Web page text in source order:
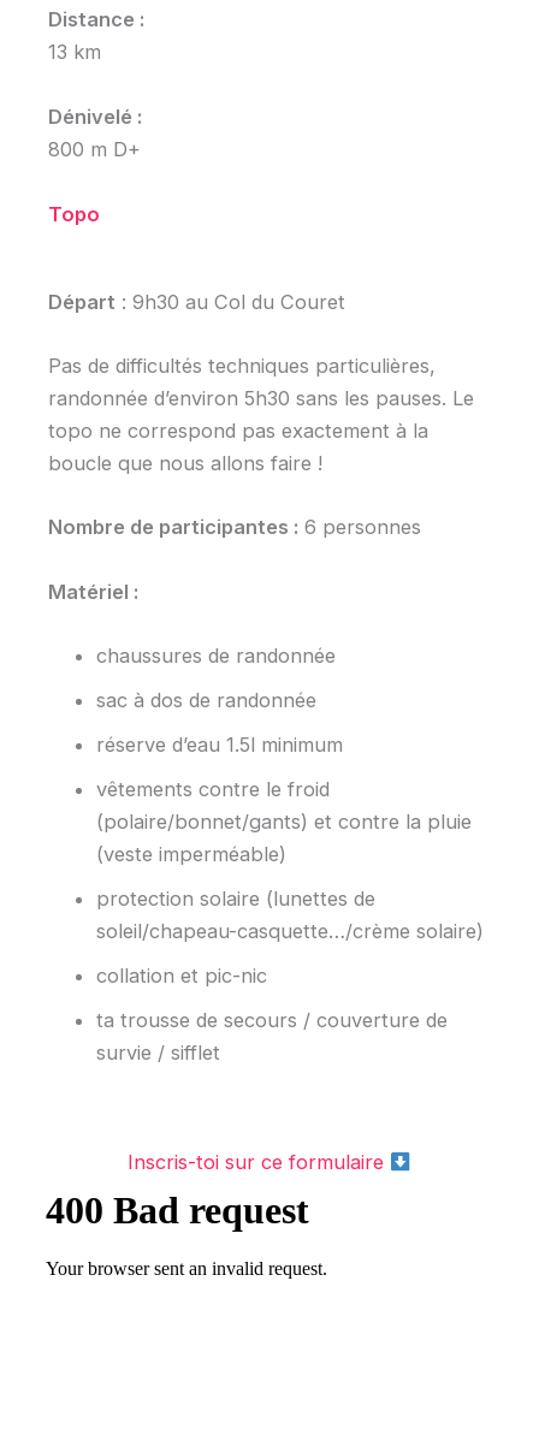
Distance :
13 km
Dénivelé :
800 m D+
Topo
Départ : 9h30 au Col du Couret
Pas de difficultés techniques particulières,
randonnée d’environ 5h30 sans les pauses. Le
topo ne correspond pas exactement à la
boucle que nous allons faire !
Nombre de participantes : 6 personnes
Matériel :
chaussures de randonnée
sac à dos de randonnée
réserve d’eau 1.5l minimum
vêtements contre le froid
(polaire/bonnet/gants) et contre la pluie
(veste imperméable)
protection solaire (lunettes de
soleil/chapeau-casquette…/crème solaire)
collation et pic-nic
ta trousse de secours / couverture de
survie / sifflet
Inscris-toi sur ce formulaire